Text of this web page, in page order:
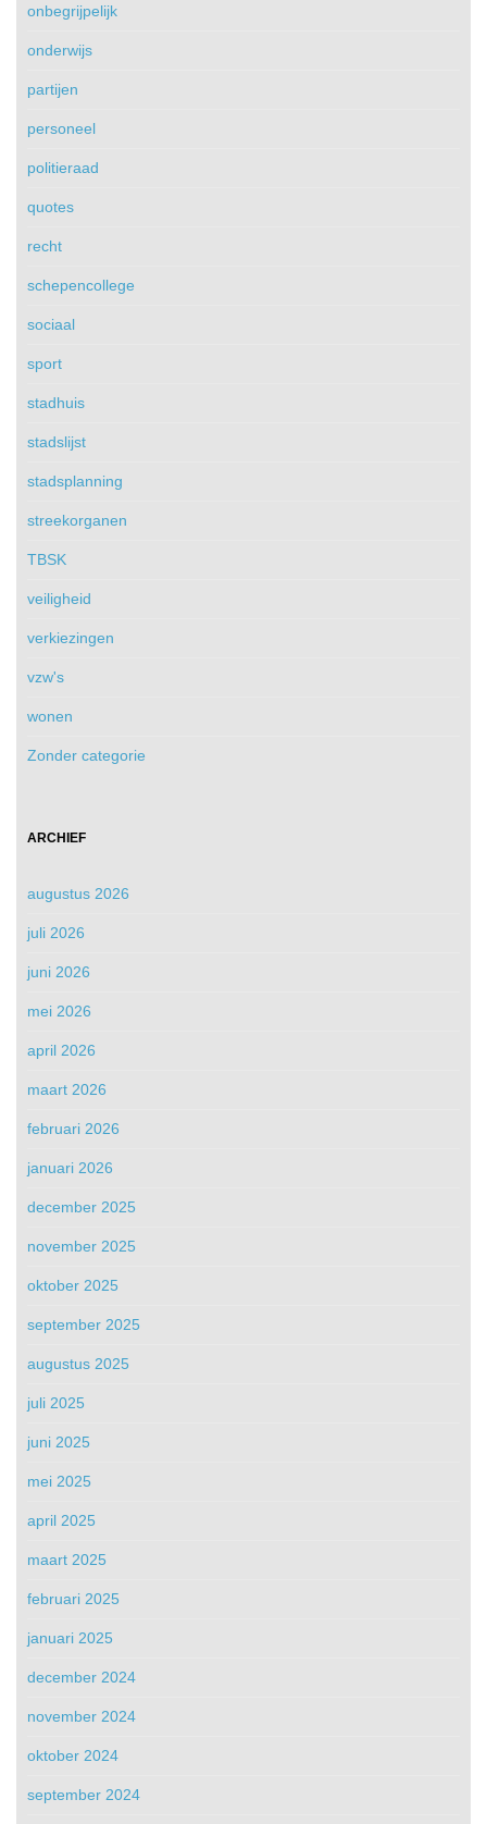
onbegrijpelijk
onderwijs
partijen
personeel
politieraad
quotes
recht
schepencollege
sociaal
sport
stadhuis
stadslijst
stadsplanning
streekorganen
TBSK
veiligheid
verkiezingen
vzw's
wonen
Zonder categorie
ARCHIEF
augustus 2026
juli 2026
juni 2026
mei 2026
april 2026
maart 2026
februari 2026
januari 2026
december 2025
november 2025
oktober 2025
september 2025
augustus 2025
juli 2025
juni 2025
mei 2025
april 2025
maart 2025
februari 2025
januari 2025
december 2024
november 2024
oktober 2024
september 2024